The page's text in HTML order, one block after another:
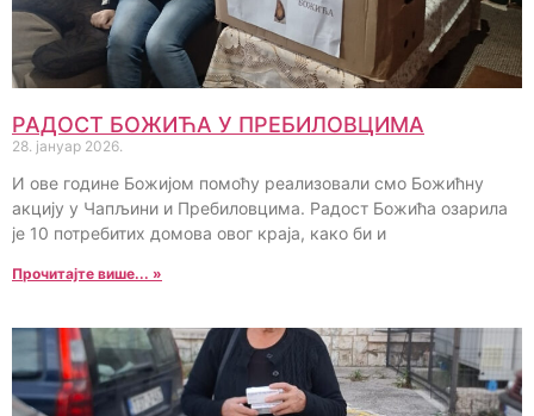
РАДОСТ БОЖИЋА У ПРЕБИЛОВЦИМА
28. јануар 2026.
И ове године Божијом помоћу реализовали смо Божићну
акцију у Чапљини и Пребиловцима. Радост Божића озарила
је 10 потребитих домова овог краја, како би и
Прочитајте више... »